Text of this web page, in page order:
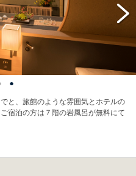
と、旅館のような雰囲気とホテルの
宿泊の方は７階の岩風呂が無料にて